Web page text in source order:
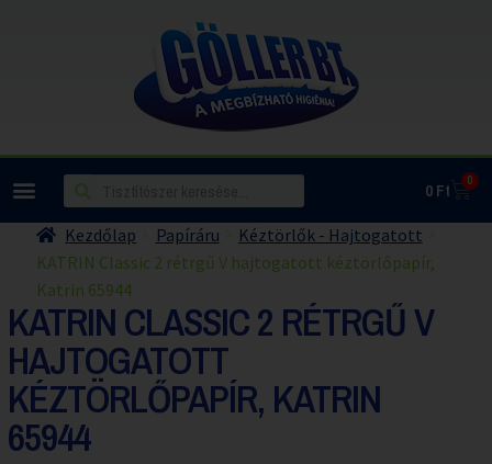
0Ft 0
Kezdőlap Papíráru
Kéztörlők - Hajtogatott
KATRIN Classic 2 rétrgű V hajtogatott kéztörlőpapír,
Katrin 65944
KATRIN CLASSIC 2 RÉTRGŰ V
HAJTOGATOTT
KÉZTÖRLŐPAPÍR, KATRIN
65944